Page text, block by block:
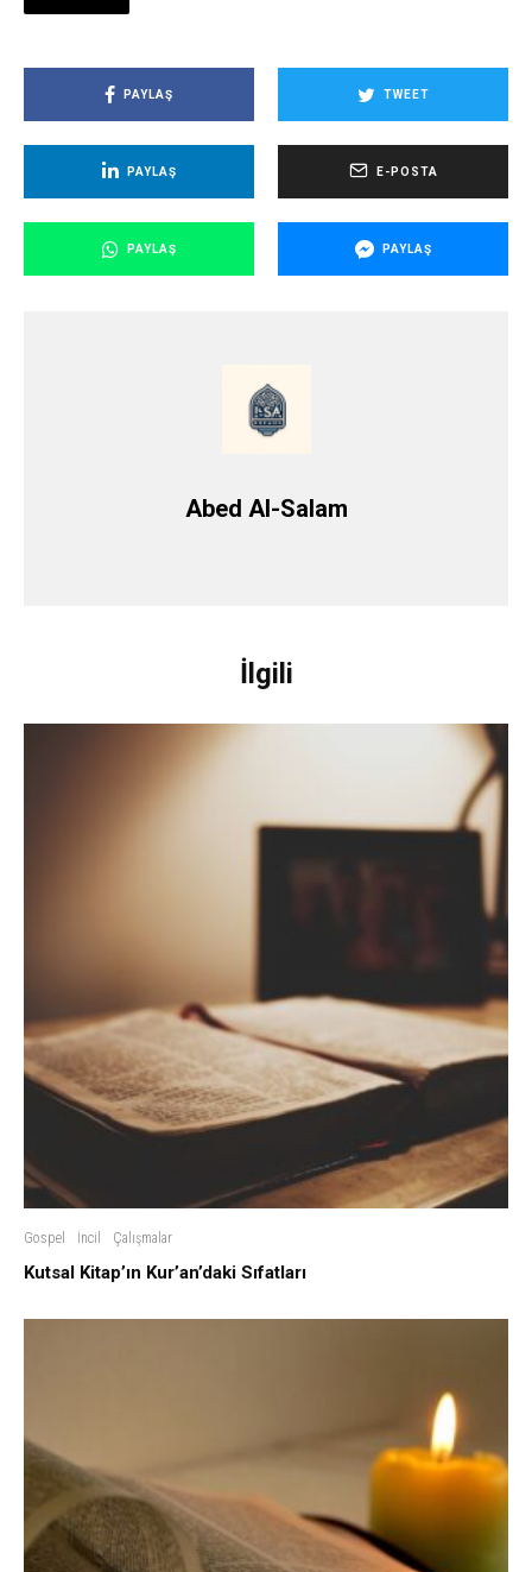
PAYLAŞ TWEET
PAYLAŞ E-POSTA
PAYLAŞ PAYLAŞ
Abed Al-Salam
İlgili
Gospel İncil Çalışmalar
Kutsal Kitap’ın Kur’an’daki Sıfatları